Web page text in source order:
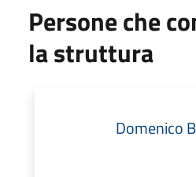
Persone che
la struttura
Domenico